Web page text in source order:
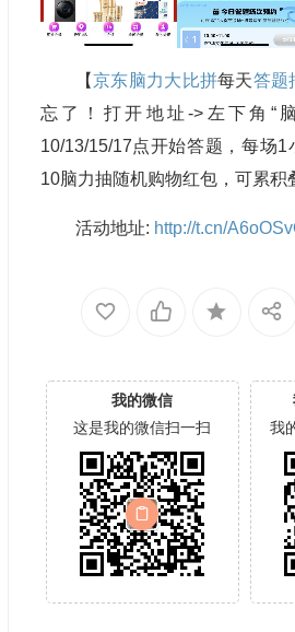
【京东脑力大比拼每天答题
忘了！打开地址->左下角“
10/13/15/17点开始答题，每场1
10脑力抽随机购物红包，可累积
活动地址: http://t.cn/
我的微信
这是我的微信扫一扫
我